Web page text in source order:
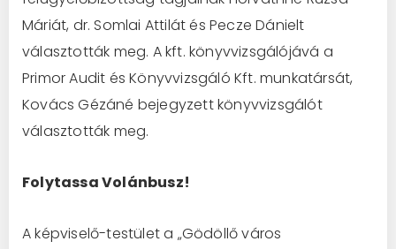
Máriát, dr. Somlai Attilát és Pecze Dánielt
választották meg. A kft. könyvvizsgálójává a
Primor Audit és Könyvvizsgáló Kft. munkatársát,
Kovács Gézáné bejegyzett könyvvizsgálót
választották meg.
Folytassa Volánbusz!
A képviselő-testület a „Gödöllő város